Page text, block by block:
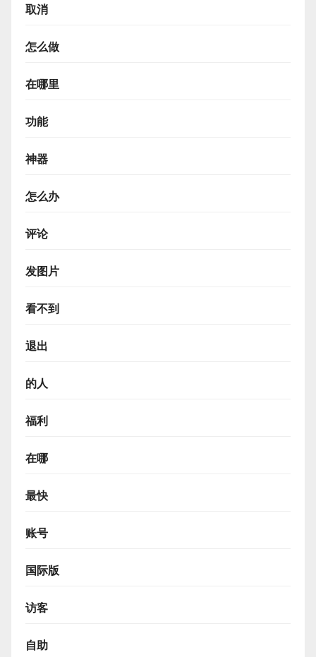
取消
怎么做
在哪里
功能
神器
怎么办
评论
发图片
看不到
退出
的人
福利
在哪
最快
账号
国际版
访客
自助